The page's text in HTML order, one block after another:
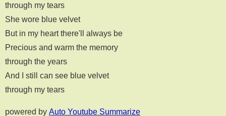
through my tears
She wore blue velvet
But in my heart there'll always be
Precious and warm the memory
through the years
And I still can see blue velvet
through my tears
powered by Auto Youtube Summarize